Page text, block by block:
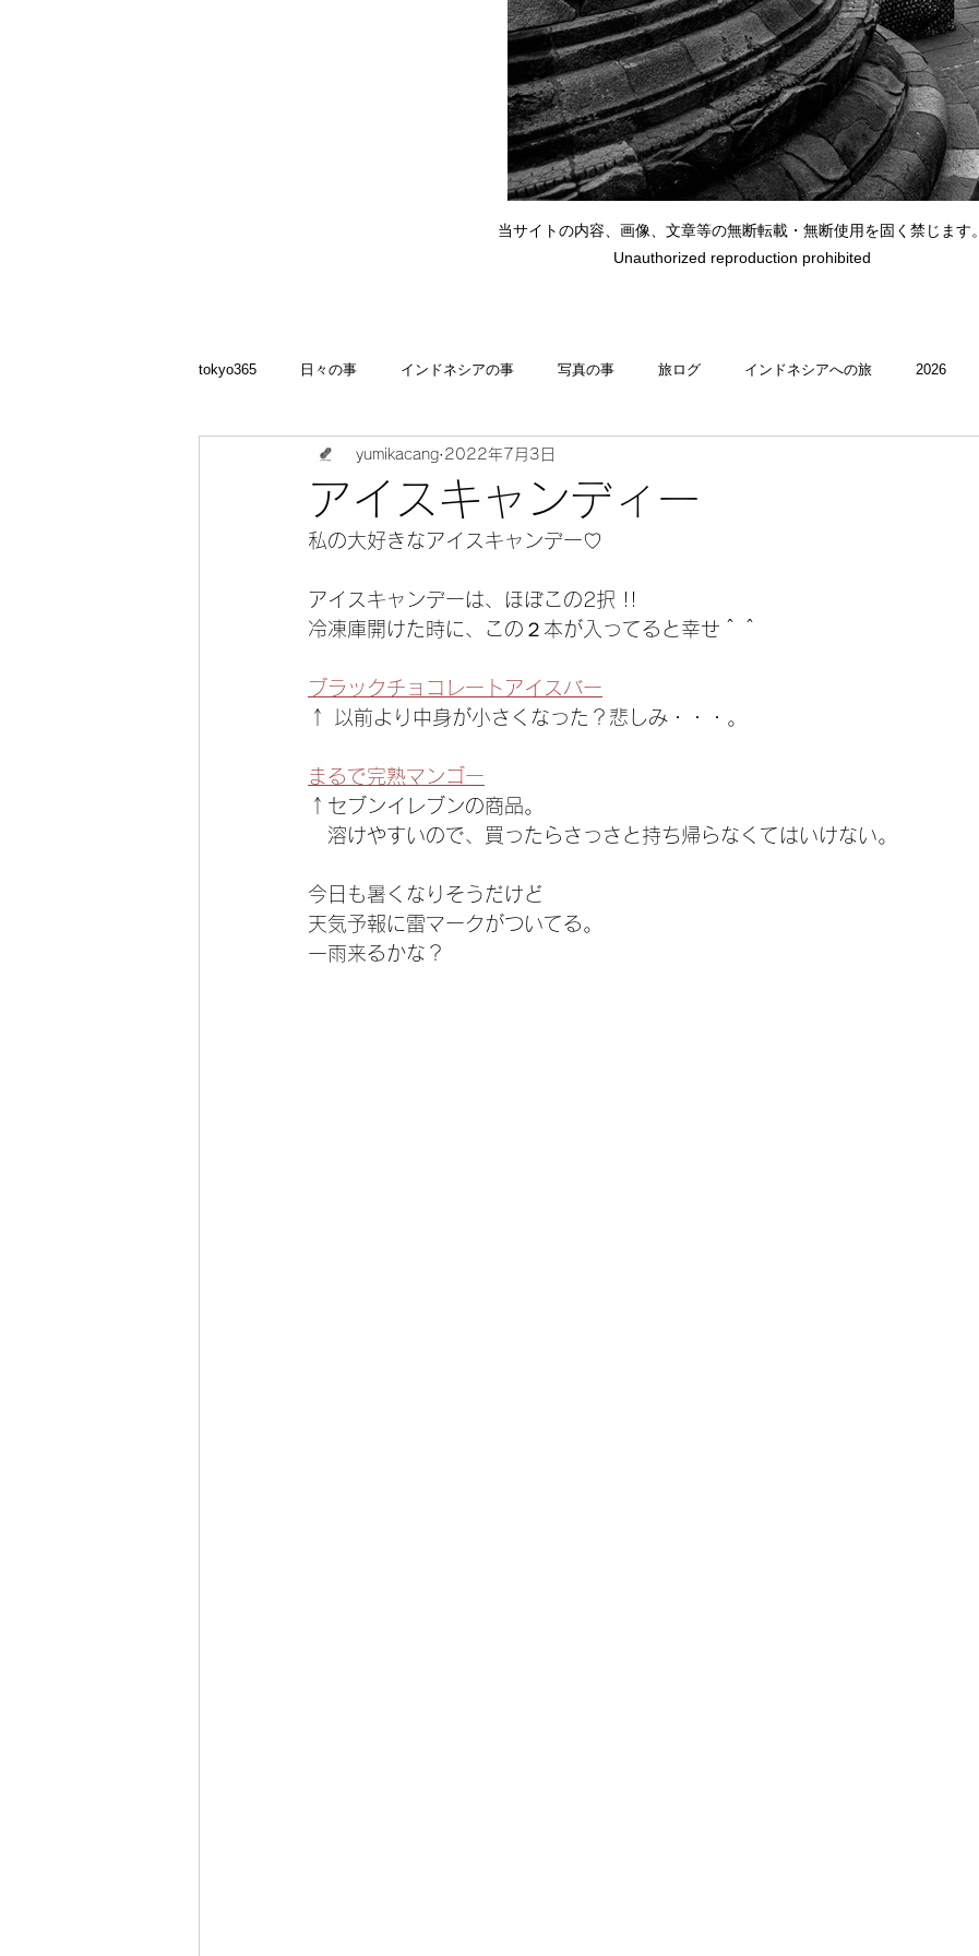
当サイトの内容、画像、文章等の無断転載・無断使用を固く禁じます。
Unauthorized reproduction prohibited
tokyo365 日々の事 インドネシアの事 写真の事 旅ログ インドネシアへの旅 2026
食いしん坊 blog お料理・memasak
今宵の一冊
アイスキャンディー
yumikacang 2022年7月3日
私の大好きなアイスキャンデー♡
アイスキャンデーは、ほぼこの2択 !!
冷凍庫開けた時に、この２本が入ってると幸せ＾＾
ブラックチョコレートアイスバー
↑ 以前より中身が小さくなった？悲しみ・・・。
まるで完熟マンゴー
↑セブンイレブンの商品。
溶けやすいので、買ったらさっさと持ち帰らなくてはいけない。
今日も暑くなりそうだけど
天気予報に雷マークがついてる。
一雨来るかな？